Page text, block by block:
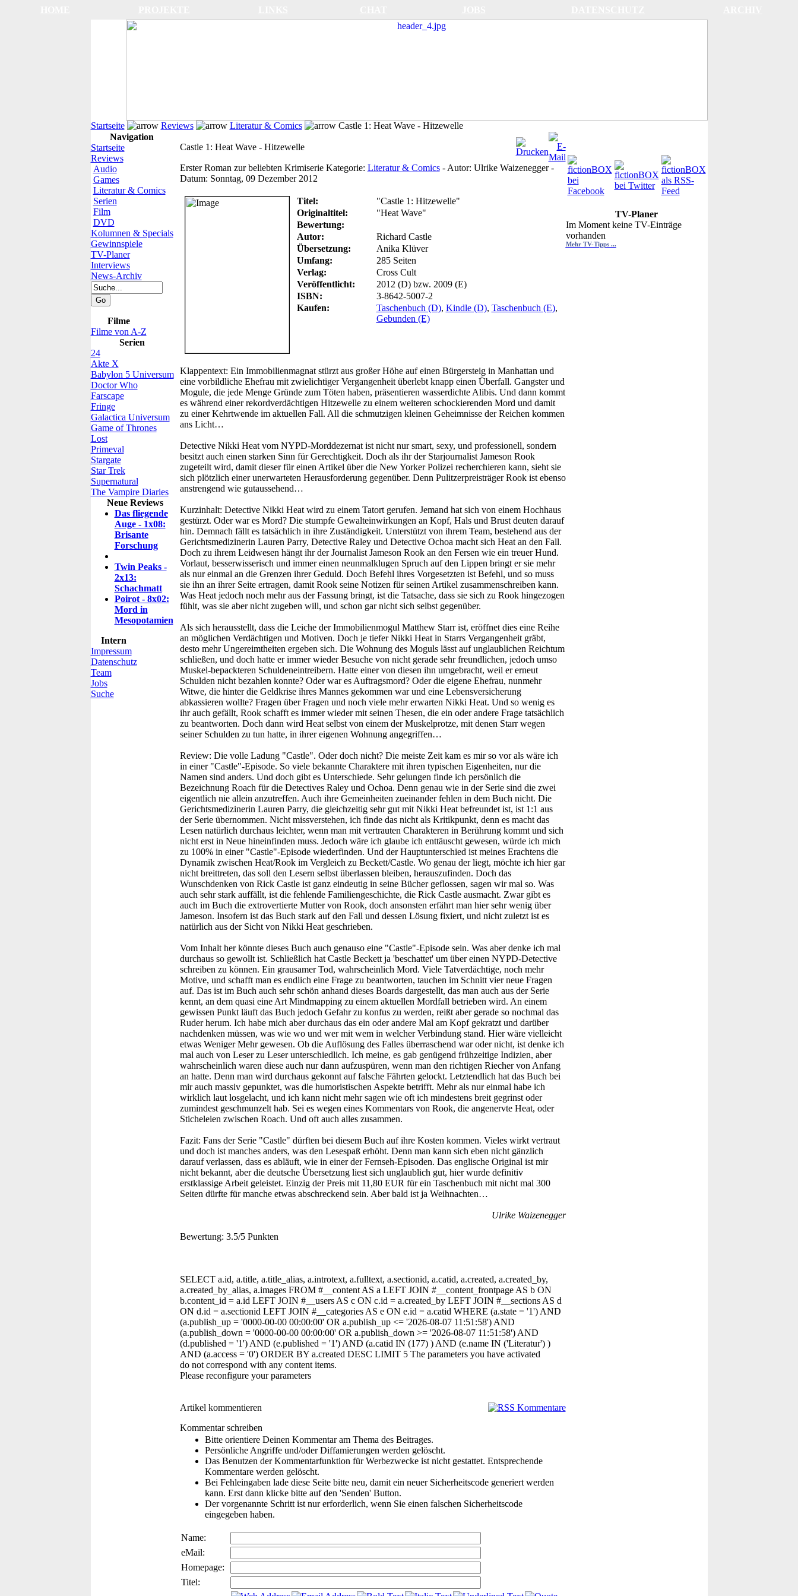
Startseite Reviews Literatur & Comics
Castle 1: Heat Wave - Hitzewelle
Navigation
Startseite
Reviews
Audio
Games
Literatur & Comics
Serien
Film
DVD
Kolumnen & Specials
Gewinnspiele
TV-Planer
Interviews
News-Archiv
Filme
Filme von A-Z
Serien
24
Akte X
Babylon 5 Universum
Doctor Who
Farscape
Fringe
Galactica Universum
Game of Thrones
Lost
Primeval
Stargate
Star Trek
Supernatural
The Vampire Diaries
Neue Reviews
Das fliegende
Auge - 1x08:
Brisante
Forschung
Twin Peaks -
2x13:
Schachmatt
Poirot - 8x02:
Mord in
Mesopotamien
Intern
Impressum
Datenschutz
Team
Jobs
Suche
Castle 1: Heat Wave - Hitzewelle
Erster Roman zur beliebten Krimiserie Kategorie: Literatur & Comics- Autor: Ulrike Waizenegger-
Datum: Sonntag, 09 Dezember 2012
Titel:
"Castle 1: Hitzewelle"
Originaltitel:
"Heat Wave"
Bewertung:
Autor:
Richard Castle
Übersetzung:
Anika Klüver
Umfang:
285 Seiten
Verlag:
Cross Cult
Veröffentlicht:
2012 (D) bzw. 2009 (E)
ISBN:
3-8642-5007-2
Kaufen:
Taschenbuch (D), Kindle (D), Taschenbuch (E),
Gebunden (E)
Klappentext: Ein Immobilienmagnat stürzt aus großer Höhe auf einen Bürgersteig in Manhattan und
eine vorbildliche Ehefrau mit zwielichtiger Vergangenheit überlebt knapp einen Überfall. Gangster und
Mogule, die jede Menge Gründe zum Töten haben, präsentieren wasserdichte Alibis. Und dann kommt
es während einer rekordverdächtigen Hitzewelle zu einem weiteren schockierenden Mord und damit
zu einer Kehrtwende im aktuellen Fall. All die schmutzigen kleinen Geheimnisse der Reichen kommen
ans Licht…
Detective Nikki Heat vom NYPD-Morddezernat ist nicht nur smart, sexy, und professionell, sondern
besitzt auch einen starken Sinn für Gerechtigkeit. Doch als ihr der Starjournalist Jameson Rook
zugeteilt wird, damit dieser für einen Artikel über die New Yorker Polizei recherchieren kann, sieht sie
sich plötzlich einer unerwarteten Herausforderung gegenüber. Denn Pulitzerpreisträger Rook ist ebenso
anstrengend wie gutaussehend…
Kurzinhalt: Detective Nikki Heat wird zu einem Tatort gerufen. Jemand hat sich von einem Hochhaus
gestürzt. Oder war es Mord? Die stumpfe Gewalteinwirkungen an Kopf, Hals und Brust deuten darauf
hin. Demnach fällt es tatsächlich in ihre Zuständigkeit. Unterstützt von ihrem Team, bestehend aus der
Gerichtsmedizinerin Lauren Parry, Detective Raley und Detective Ochoa macht sich Heat an den Fall.
Doch zu ihrem Leidwesen hängt ihr der Journalist Jameson Rook an den Fersen wie ein treuer Hund.
Vorlaut, besserwisserisch und immer einen neunmalklugen Spruch auf den Lippen bringt er sie mehr
als nur einmal an die Grenzen ihrer Geduld. Doch Befehl ihres Vorgesetzten ist Befehl, und so muss
sie ihn an ihrer Seite ertragen, damit Rook seine Notizen für seinen Artikel zusammenschreiben kann.
Was Heat jedoch noch mehr aus der Fassung bringt, ist die Tatsache, dass sie sich zu Rook hingezogen
fühlt, was sie aber nicht zugeben will, und schon gar nicht sich selbst gegenüber.
Als sich herausstellt, dass die Leiche der Immobilienmogul Matthew Starr ist, eröffnet dies eine Reihe
an möglichen Verdächtigen und Motiven. Doch je tiefer Nikki Heat in Starrs Vergangenheit gräbt,
desto mehr Ungereimtheiten ergeben sich. Die Wohnung des Moguls lässt auf unglaublichen Reichtum
schließen, und doch hatte er immer wieder Besuche von nicht gerade sehr freundlichen, jedoch umso
Muskel-bepackteren Schuldeneintreibern. Hatte einer von diesen ihn umgebracht, weil er erneut
Schulden nicht bezahlen konnte? Oder war es Auftragsmord? Oder die eigene Ehefrau, nunmehr
Witwe, die hinter die Geldkrise ihres Mannes gekommen war und eine Lebensversicherung
abkassieren wollte? Fragen über Fragen und noch viele mehr erwarten Nikki Heat. Und so wenig es
ihr auch gefällt, Rook schafft es immer wieder mit seinen Thesen, die ein oder andere Frage tatsächlich
zu beantworten. Doch dann wird Heat selbst von einem der Muskelprotze, mit denen Starr wegen
seiner Schulden zu tun hatte, in ihrer eigenen Wohnung angegriffen…
Review: Die volle Ladung "Castle". Oder doch nicht? Die meiste Zeit kam es mir so vor als wäre ich
in einer "Castle"-Episode. So viele bekannte Charaktere mit ihren typischen Eigenheiten, nur die
Namen sind anders. Und doch gibt es Unterschiede. Sehr gelungen finde ich persönlich die
Bezeichnung Roach für die Detectives Raley und Ochoa. Denn genau wie in der Serie sind die zwei
eigentlich nie allein anzutreffen. Auch ihre Gemeinheiten zueinander fehlen in dem Buch nicht. Die
Gerichtsmedizinerin Lauren Parry, die gleichzeitig sehr gut mit Nikki Heat befreundet ist, ist 1:1 aus
der Serie übernommen. Nicht missverstehen, ich finde das nicht als Kritikpunkt, denn es macht das
Lesen natürlich durchaus leichter, wenn man mit vertrauten Charakteren in Berührung kommt und sich
nicht erst in Neue hineinfinden muss. Jedoch wäre ich glaube ich enttäuscht gewesen, würde ich mich
zu 100% in einer "Castle"-Episode wiederfinden. Und der Hauptunterschied ist meines Erachtens die
Dynamik zwischen Heat/Rook im Vergleich zu Beckett/Castle. Wo genau der liegt, möchte ich hier gar
nicht breittreten, das soll den Lesern selbst überlassen bleiben, herauszufinden. Doch das
Wunschdenken von Rick Castle ist ganz eindeutig in seine Bücher geflossen, sagen wir mal so. Was
auch sehr stark auffällt, ist die fehlende Familiengeschichte, die Rick Castle ausmacht. Zwar gibt es
auch im Buch die extrovertierte Mutter von Rook, doch ansonsten erfährt man hier sehr wenig über
Jameson. Insofern ist das Buch stark auf den Fall und dessen Lösung fixiert, und nicht zuletzt ist es
natürlich aus der Sicht von Nikki Heat geschrieben.
Vom Inhalt her könnte dieses Buch auch genauso eine "Castle"-Episode sein. Was aber denke ich mal
durchaus so gewollt ist. Schließlich hat Castle Beckett ja 'beschattet' um über einen NYPD-Detective
schreiben zu können. Ein grausamer Tod, wahrscheinlich Mord. Viele Tatverdächtige, noch mehr
Motive, und schafft man es endlich eine Frage zu beantworten, tauchen im Schnitt vier neue Fragen
auf. Das ist im Buch auch sehr schön anhand dieses Boards dargestellt, das man auch aus der Serie
kennt, an dem quasi eine Art Mindmapping zu einem aktuellen Mordfall betrieben wird. An einem
gewissen Punkt läuft das Buch jedoch Gefahr zu konfus zu werden, reißt aber gerade so nochmal das
Ruder herum. Ich habe mich aber durchaus das ein oder andere Mal am Kopf gekratzt und darüber
nachdenken müssen, was wie wo und wer mit wem in welcher Verbindung stand. Hier wäre vielleicht
etwas Weniger Mehr gewesen. Ob die Auflösung des Falles überraschend war oder nicht, ist denke ich
mal auch von Leser zu Leser unterschiedlich. Ich meine, es gab genügend frühzeitige Indizien, aber
wahrscheinlich waren diese auch nur dann aufzuspüren, wenn man den richtigen Riecher von Anfang
an hatte. Denn man wird durchaus gekonnt auf falsche Fährten gelockt. Letztendlich hat das Buch bei
mir auch massiv gepunktet, was die humoristischen Aspekte betrifft. Mehr als nur einmal habe ich
wirklich laut losgelacht, und ich kann nicht mehr sagen wie oft ich mindestens breit gegrinst oder
zumindest geschmunzelt hab. Sei es wegen eines Kommentars von Rook, die angenervte Heat, oder
Sticheleien zwischen Roach. Und oft auch alles zusammen.
Fazit: Fans der Serie "Castle" dürften bei diesem Buch auf ihre Kosten kommen. Vieles wirkt vertraut
und doch ist manches anders, was den Lesespaß erhöht. Denn man kann sich eben nicht gänzlich
darauf verlassen, dass es abläuft, wie in einer der Fernseh-Episoden. Das englische Original ist mir
nicht bekannt, aber die deutsche Übersetzung liest sich unglaublich gut, hier wurde definitiv
erstklassige Arbeit geleistet. Einzig der Preis mit 11,80 EUR für ein Taschenbuch mit nicht mal 300
Seiten dürfte für manche etwas abschreckend sein. Aber bald ist ja Weihnachten…
Ulrike Waizenegger
Bewertung: 3.5/5 Punkten
SELECT a.id, a.title, a.title_alias, a.introtext, a.fulltext, a.sectionid, a.catid, a.created, a.created_by,
a.created_by_alias, a.images FROM #__content AS a LEFT JOIN #__content_frontpage AS b ON
b.content_id = a.id LEFT JOIN #__users AS c ON c.id = a.created_by LEFT JOIN #__sections AS d
ON d.id = a.sectionid LEFT JOIN #__categories AS e ON e.id = a.catid WHERE (a.state = '1') AND
(a.publish_up = '0000-00-00 00:00:00' OR a.publish_up <= '2026-08-07 11:51:58') AND
(a.publish_down = '0000-00-00 00:00:00' OR a.publish_down >= '2026-08-07 11:51:58') AND
(d.published = '1') AND (e.published = '1') AND (a.catid IN (177) ) AND (e.name IN ('Literatur') )
AND (a.access = '0') ORDER BY a.created DESC LIMIT 5 The parameters you have activated
do not correspond with any content items.
Please reconfigure your parameters
Artikel kommentieren
Kommentar schreiben
Bitte orientiere Deinen Kommentar am Thema des Beitrages.
Persönliche Angriffe und/oder Diffamierungen werden gelöscht.
Das Benutzen der Kommentarfunktion für Werbezwecke ist nicht gestattet. Entsprechende
Kommentare werden gelöscht.
Bei Fehleingaben lade diese Seite bitte neu, damit ein neuer Sicherheitscode generiert werden
kann. Erst dann klicke bitte auf den 'Senden' Button.
Der vorgenannte Schritt ist nur erforderlich, wenn Sie einen falschen Sicherheitscode
eingegeben haben.
Name:
eMail:
Homepage:
Titel:
TV-Planer
Im Moment keine TV-Einträge
vorhanden
Mehr TV-Tipps ...